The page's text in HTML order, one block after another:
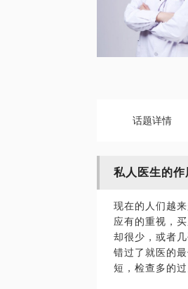
话题详情
私人医生的作
现在的人们越
应有的重视，
却很少，或者
错过了就医的
短，检查多的